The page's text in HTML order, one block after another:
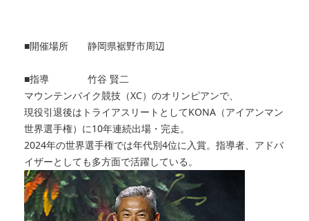
■開催場所 静岡県裾野市周辺
■指導 竹谷 賢二
マウンテンバイク競技（XC）のオリンピアンで、
現役引退後はトライアスリートとしてKONA（アイアンマン
世界選手権）に10年連続出場・完走。
2024年の世界選手権では年代別4位に入賞。指導者、アドバ
イザーとしても多方面で活躍している。